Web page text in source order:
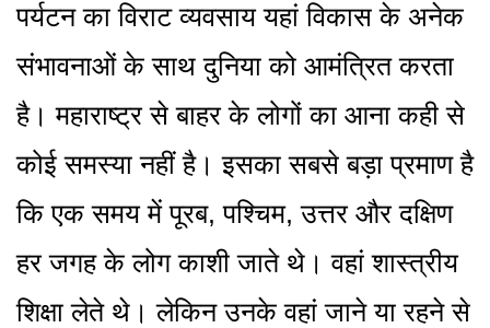
पर्यटन का विराट व्यवसाय यहां विकास के अनेक
संभावनाओं के साथ दुनिया को आमंत्रित करता
है। महाराष्ट्र से बाहर के लोगों का आना कही से
कोई समस्या नहीं है। इसका सबसे बड़ा प्रमाण है
कि एक समय में पूरब, पश्चिम, उत्तर और दक्षिण
हर जगह के लोग काशी जाते थे। वहां शास्त्रीय
शिक्षा लेते थे। लेकिन उनके वहां जाने या रहने से